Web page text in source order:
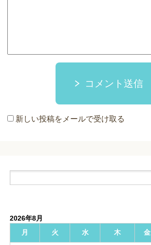
コメント送信
新しい投稿をメールで受け取る
2026年8月
月
火 水 木 金